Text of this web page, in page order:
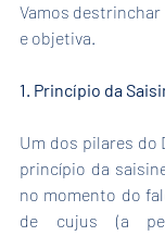
Vamos
e objetiva.
1. Princípio da
Um dos pilares do
princípio da
no momento do
de cujus (a